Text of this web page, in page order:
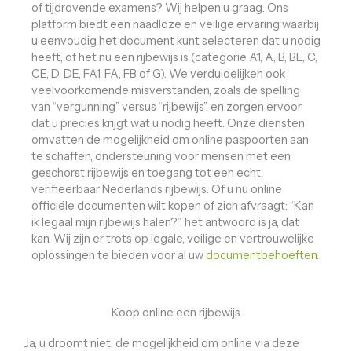
of tijdrovende examens? Wij helpen u graag. Ons
platform biedt een naadloze en veilige ervaring waarbij
u eenvoudig het document kunt selecteren dat u nodig
heeft, of het nu een rijbewijs is (categorie A1, A, B, BE, C,
CE, D, DE, FA1, FA, FB of G). We verduidelijken ook
veelvoorkomende misverstanden, zoals de spelling
van “vergunning” versus “rijbewijs”, en zorgen ervoor
dat u precies krijgt wat u nodig heeft. Onze diensten
omvatten de mogelijkheid om online paspoorten aan
te schaffen, ondersteuning voor mensen met een
geschorst rijbewijs en toegang tot een echt,
verifieerbaar Nederlands rijbewijs. Of u nu online
officiële documenten wilt kopen of zich afvraagt: “Kan
ik legaal mijn rijbewijs halen?”, het antwoord is ja, dat
kan. Wij zijn er trots op legale, veilige en vertrouwelijke
oplossingen te bieden voor al uwdocumentbehoeften.
Koop online een rijbewijs
Ja, u droomt niet, de mogelijkheid om online via deze